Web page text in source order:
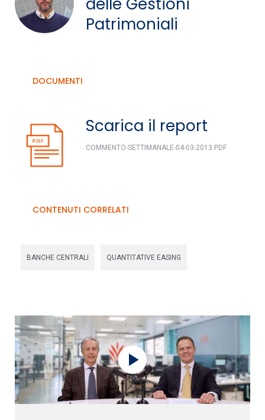
Patrimoniali
DOCUMENTI
Scarica il report
COMMENTO-SETTIMANALE-04-03-2013.PDF
CONTENUTI CORRELATI
BANCHE CENTRALI QUANTITATIVE EASING